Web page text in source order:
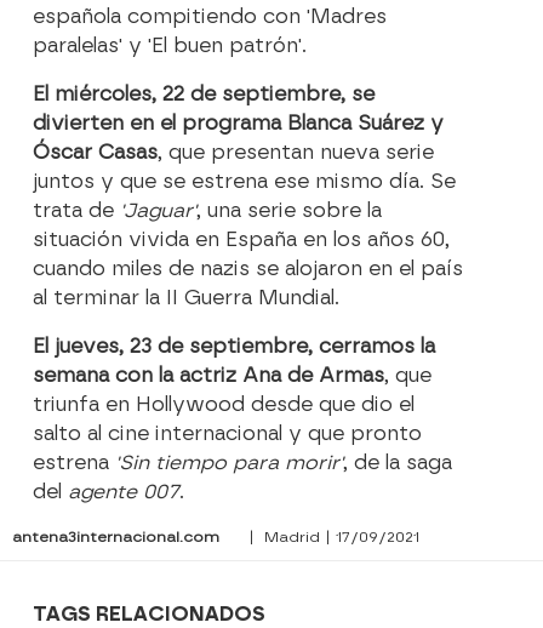
española compitiendo con 'Madres
paralelas' y 'El buen patrón'.
El miércoles, 22 de septiembre, se
divierten en el programa Blanca Suárez y
Óscar Casas, que presentan nueva serie
juntos y que se estrena ese mismo día. Se
trata de 'Jaguar', una serie sobre la
situación vivida en España en los años 60,
cuando miles de nazis se alojaron en el país
al terminar la II Guerra Mundial.
El jueves, 23 de septiembre, cerramos la
semana con la actriz Ana de Armas, que
triunfa en Hollywood desde que dio el
salto al cine internacional y que pronto
estrena 'Sin tiempo para morir', de la saga
del agente 007.
antena3internacional.com | Madrid | 17/09/2021
TAGS RELACIONADOS